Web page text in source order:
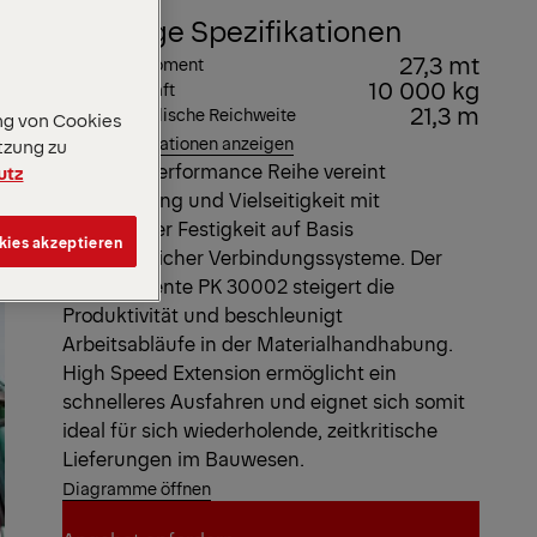
Wichtige Spezifikationen
Max. Hubmoment 27,3 mt
Max. Hubkraft 10 000 kg
Max. hydraulische Reichweite 21,3 m
Alle Spezifikationen anzeigen
Die High Performance Reihe vereint
Hebeleistung und Vielseitigkeit mit
überlegener Festigkeit auf Basis
fortschrittlicher Verbindungssysteme. Der
hocheffiziente PK 30002 steigert die
Produktivität und beschleunigt
Arbeitsabläufe in der Materialhandhabung.
High Speed Extension ermöglicht ein
schnelleres Ausfahren und eignet sich somit
ideal für sich wiederholende, zeitkritische
Lieferungen im Bauwesen.
Diagramme öffnen
von Cookies
zu
akzeptieren